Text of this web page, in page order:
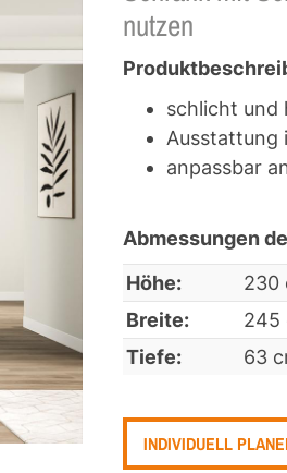
nutzen
schlicht und
Ausstattung
anpassbar
Abmessungen
Höhe:
230
Breite:
245
Tiefe:
63
INDIVIDUELL